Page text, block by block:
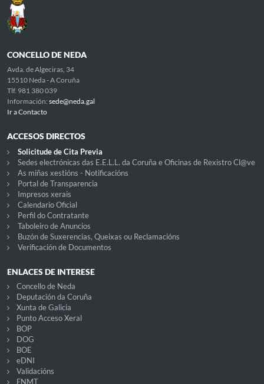
CONCELLO DE NEDA
Avda. de Algeciras, 34
15510 Neda - A Coruña
Tlf. 981 380 039
Información: sede@neda.gal
Ir a Contacto
ACCESOS DIRECTOS
Solicitude de Cita Previa
Sedes electrónicas das E.E.L.L. da Coruña e Oficinas de Rexistro Cl@ve
As miñas xestións - Notificacións
Portal de Transparencia
Impresos xerais
Calendario Oficial
Perfil do Contratante
Taboleiro de Anuncios
Buzón de Suxerencias, Queixas ou Reclamacións
Verificación de Documentos
ENLACES DE INTERESE
Concello de Neda
Deputación da Coruña
Xunta de Galicia
Punto Acceso Xeral
BOP
DOG
BOE
eDNI
Validacións
FNMT